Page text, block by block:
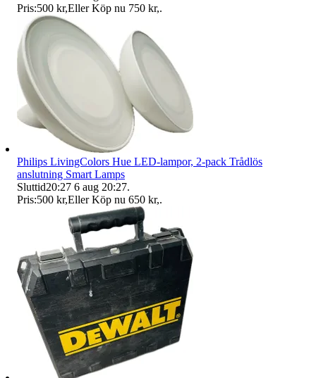
Pris:500 kr,Eller Köp nu 750 kr,.
Philips LivingColors Hue LED-lampor, 2-pack Trådlös
anslutning Smart Lamps
Sluttid20:27 6 aug 20:27.
Pris:500 kr,Eller Köp nu 650 kr,.